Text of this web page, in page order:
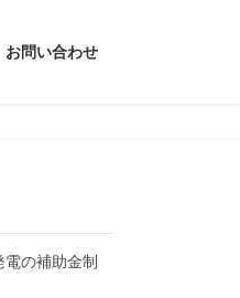
お問い合わせ
の補助金制